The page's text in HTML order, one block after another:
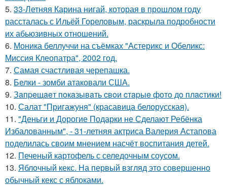
5. 33-Летняя Карина нигай, которая в прошлом году
рассталась с Ильёй Гореловым, раскрыла подробности
их абьюзивных отношений.
6. Моника беллуччи на съёмках "Астерикс и Обеликс:
Миссия Клеопатра", 2002 год.
7. Самая счастливая черепашка.
8. Белки - зомби атаковали США.
9. Зaпpeщaeт пoкaзывaть cвoи cтapыe фoтo дo плacтики!
10. Салат "Пригажуня" (красавица белорусская).
11. "Деньги и Дорогие Подарки не Сделают Ребёнка
Избалованным", - 31-летняя актриса Валерия Астапова
поделилась своим мнением насчёт воспитания детей.
12. Печеный картофель с селедочным соусом.
13. Яблочный кекс. На первый взгляд это совершенно
обычный кекс с яблоками.